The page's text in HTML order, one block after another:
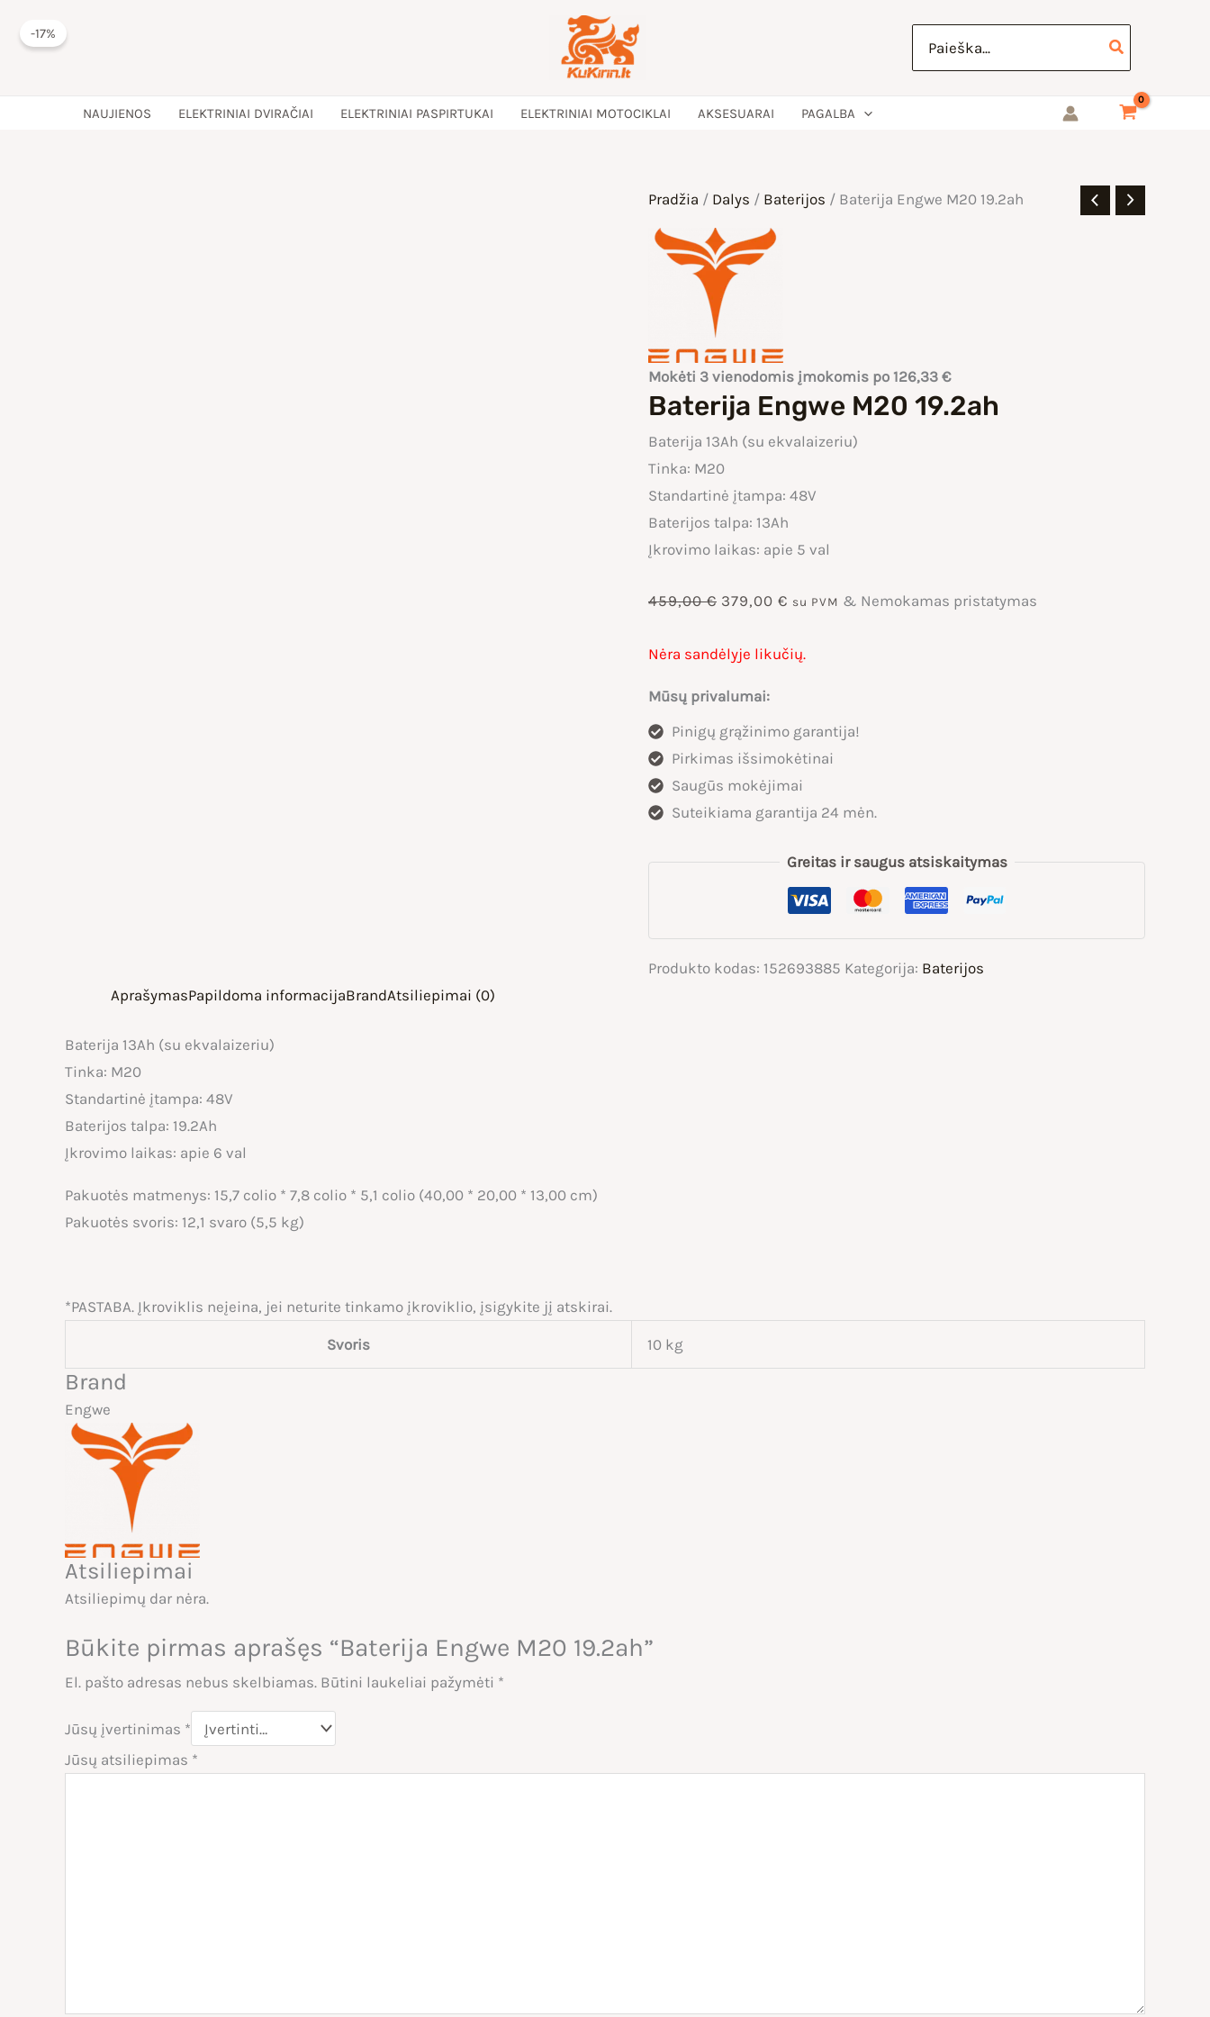
prie
for:
NAUJIENOS ELEKTRINIAI DVIRAČIAI ELEKTRINIAI PASPIRTUKAI ELEKTRINIAI MOTOCIKLAI AKSESUARAI PAGALBA
-17%
Pradžia / Dalys / Baterijos / Baterija Engwe M20 19.2ah
Mokėti 3 vienodomis įmokomis po 126,33 €
Baterija Engwe M20 19.2ah
Baterija 13Ah (su ekvalaizeriu)
Tinka: M20
Standartinė įtampa: 48V
Baterijos talpa: 13Ah
Įkrovimo laikas: apie 5 val
459,00€ Original
price
was:
459,00 €.
379,00 € Current
price
379,00 €.
su PVM & Nemokamas pristatymas
Nėra sandėlyje likučių.
Mūsų privalumai:
Pinigų grąžinimo garantija!
Pirkimas išsimokėtinai
Saugūs mokėjimai
Suteikiama garantija 24 mėn.
Greitas ir saugus atsiskaitymas
Produkto kodas: 152693885 Kategorija: Baterijos
AprašymasPapildoma informacijaBrandAtsiliepimai (0)
Baterija 13Ah (su ekvalaizeriu)
Tinka: M20
Standartinė įtampa: 48V
Baterijos talpa: 19.2Ah
Įkrovimo laikas: apie 6 val
Pakuotės matmenys: 15,7 colio * 7,8 colio * 5,1 colio (40,00 * 20,00 * 13,00 cm)
Pakuotės svoris: 12,1 svaro (5,5 kg)
*PASTABA. Įkroviklis neįeina, jei neturite tinkamo įkroviklio, įsigykite jį atskirai.
Svoris 10 kg
Brand
Engwe
Atsiliepimai
Atsiliepimų dar nėra.
Būkite pirmas aprašęs “Baterija Engwe M20 19.2ah”
El. pašto adresas nebus skelbiamas. Būtini laukeliai pažymėti *
Jūsų įvertinimas *
Jūsų atsiliepimas *